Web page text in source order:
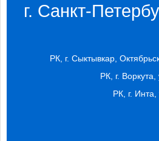
г. Санкт-
РК, г. Сыктывкар,
РК, г.
РК, г.